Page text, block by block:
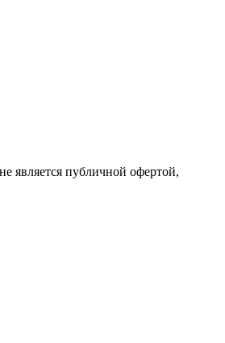
является публичной офертой,